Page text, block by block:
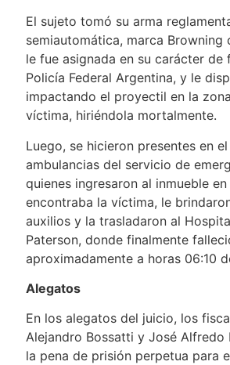
El sujeto tomó su arma
semiautomática, marca Browning
le fue asignada en su carácter de
Policía Federal Argentina, y le
impactando el proyectil en la
víctima, hiriéndola mortalmente.
Luego, se hicieron presentes en
ambulancias del servicio de
quienes ingresaron al inmueble
encontraba la víctima, le
auxilios y la trasladaron al
Paterson, donde finalmente
aproximadamente a horas 06:10
Alegatos
En los alegatos del juicio, los
Alejandro Bossatti y José Alfredo
la pena de prisión perpetua para